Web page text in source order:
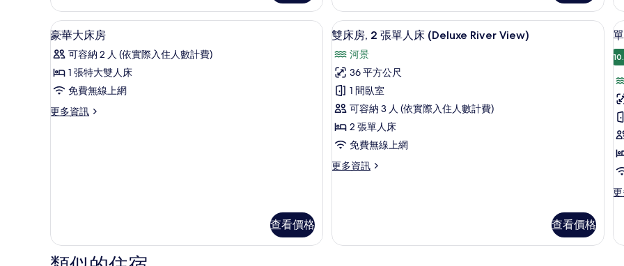
雙
床
房
詳
情
顯
示
豪
華
床
1 間臥室、低過敏寢具、客房內保險箱、書桌
4
豪華大床房
可容納 2 人 (依實際入住人數計費)
1 張特大雙人床
免費無線上網
更多資訊
更
查看價格
顯
雙
床
房,
2
張
單
人
View)
雙床房, 2 張單人床 (Deluxe River
6
雙床房, 2 張單人床 (Deluxe River View)
河景
36 平方公尺
1 間臥室
可容納 3 人 (依實際入住人數計費)
2 張單人床
免費無線上網
更多資訊
更
張
查看價格
顯
所
片
更
房